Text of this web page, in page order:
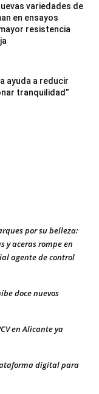
variedades de
en ensayos
resistencia
ayuda a reducir
tranquilidad”
por su belleza:
y aceras rompe en
agente de control
doce nuevos
en Alicante ya
digital para